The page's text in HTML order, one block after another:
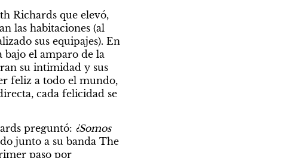
Richards que elevó,
las habitaciones (al
sus equipajes). En
bajo el amparo de la
su intimidad y sus
feliz a todo el mundo,
cada felicidad se
preguntó: ¿Somos
junto a su banda The
paso por